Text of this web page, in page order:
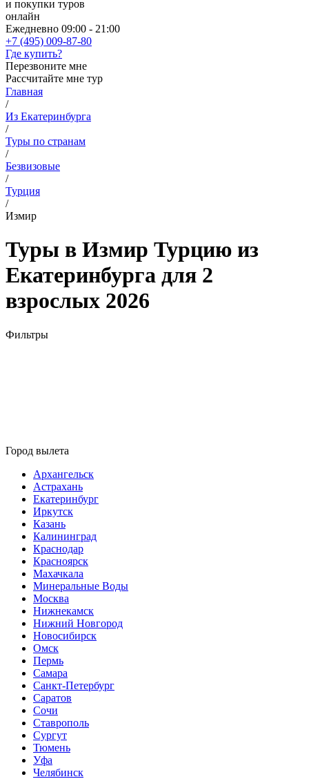
и покупки туров
онлайн
Ежедневно 09:00 - 21:00
+7 (495) 009-87-80
Где купить?
Перезвоните мне
Рассчитайте мне тур
Главная
/
Из Екатеринбурга
/
Туры по странам
/
Безвизовые
/
Турция
/
Измир
Туры в Измир Турцию из
Екатеринбурга для 2
взрослых 2026
Фильтры
Город вылета
Архангельск
Астрахань
Екатеринбург
Иркутск
Казань
Калининград
Краснодар
Красноярск
Махачкала
Минеральные Воды
Москва
Нижнекамск
Нижний Новгород
Новосибирск
Омск
Пермь
Самара
Санкт-Петербург
Саратов
Сочи
Ставрополь
Сургут
Тюмень
Уфа
Челябинск